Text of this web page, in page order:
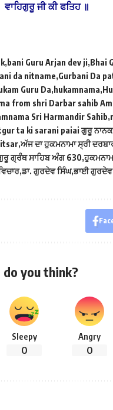
ਵਾਹਿਗੁਰੂ ਜੀ ਕੀ ਫਤਿਹ ॥
bani Guru Arjan dev ji Bhai
da nitname Gurbani Da
Guru Da hukamnama
from shri Darbar sahib
Sri Harmandir Sahib
ta ki sarani paiai ਗੁਰੂ
ਅੱਜ ਦਾ ਹੁਕਮਨਾਮਾ ਸ੍ਰੀ
ਗ੍ਰੰਥ ਸਾਹਿਬ ਅੰਗ 630
ਡਾ. ਗੁਰਦੇਵ ਸਿੰਘ ਭਾਈ ਗੁਰਦੇਵ
you think?
Sleepy
0
Angry
0